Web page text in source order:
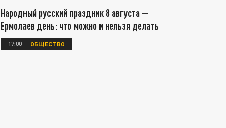
Народный русский праздник 8 августа —
Ермолаев день: что можно и нельзя делать
17:00 ОБЩЕСТВО